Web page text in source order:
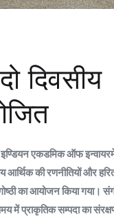
दिवसीय
इण्डियन एकडमिक ऑफ
आर्थिक की रणनीतियों और
का आयोजन किया गया।
में प्राकृतिक सम्पदा का